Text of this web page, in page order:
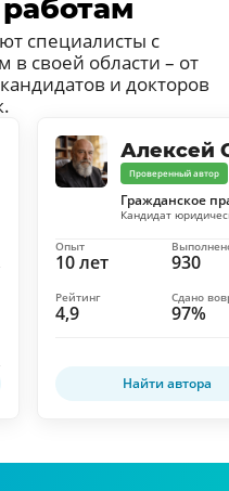
специалисты с
своей области – от
и докторов
Алексей
Проверенный автор
Гражданское
Кандидат
10 лет
Опыт
930
4,9
Рейтинг
97%
Сдано
Найти автора